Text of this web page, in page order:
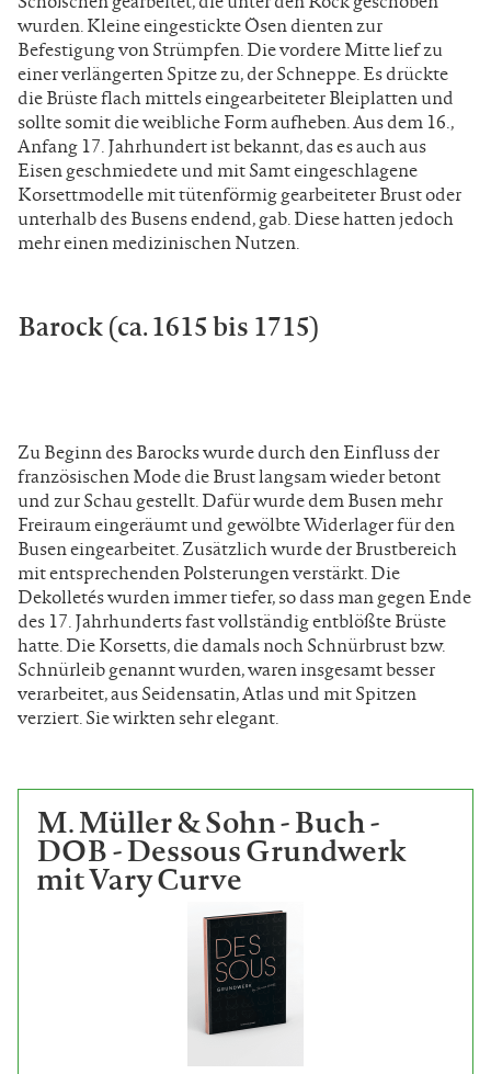
wurden. Kleine eingestickte Ösen dienten zur
Befestigung von Strümpfen. Die vordere Mitte lief zu
einer verlängerten Spitze zu, der Schneppe. Es drückte
die Brüste flach mittels eingearbeiteter Bleiplatten und
sollte somit die weibliche Form aufheben. Aus dem 16.,
Anfang 17. Jahrhundert ist bekannt, das es auch aus
Eisen geschmiedete und mit Samt eingeschlagene
Korsettmodelle mit tütenförmig gearbeiteter Brust oder
unterhalb des Busens endend, gab. Diese hatten jedoch
mehr einen medizinischen Nutzen.
Barock (ca. 1615 bis 1715)
Zu Beginn des Barocks wurde durch den Einfluss der
französischen Mode die Brust langsam wieder betont
und zur Schau gestellt. Dafür wurde dem Busen mehr
Freiraum eingeräumt und gewölbte Widerlager für den
Busen eingearbeitet. Zusätzlich wurde der Brustbereich
mit entsprechenden Polsterungen verstärkt. Die
Dekolletés wurden immer tiefer, so dass man gegen Ende
des 17. Jahrhunderts fast vollständig entblößte Brüste
hatte. Die Korsetts, die damals noch Schnürbrust bzw.
Schnürleib genannt wurden, waren insgesamt besser
verarbeitet, aus Seidensatin, Atlas und mit Spitzen
verziert. Sie wirkten sehr elegant.
M. Müller & Sohn - Buch -
DOB - Dessous Grundwerk
mit Vary Curve